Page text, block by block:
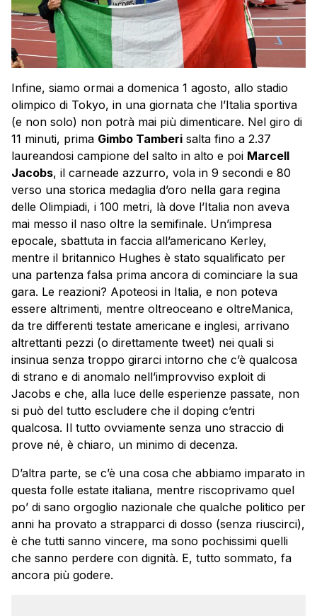
Infine, siamo ormai a domenica 1 agosto, allo stadio
olimpico di Tokyo, in una giornata che l’Italia sportiva
(e non solo) non potrà mai più dimenticare. Nel giro di
11 minuti, prima Gimbo Tamberi salta fino a 2.37
laureandosi campione del salto in alto e poi Marcell
Jacobs, il carneade azzurro, vola in 9 secondi e 80
verso una storica medaglia d’oro nella gara regina
delle Olimpiadi, i 100 metri, là dove l’Italia non aveva
mai messo il naso oltre la semifinale. Un’impresa
epocale, sbattuta in faccia all’americano Kerley,
mentre il britannico Hughes è stato squalificato per
una partenza falsa prima ancora di cominciare la sua
gara. Le reazioni? Apoteosi in Italia, e non poteva
essere altrimenti, mentre oltreoceano e oltreManica,
da tre differenti testate americane e inglesi, arrivano
altrettanti pezzi (o direttamente tweet) nei quali si
insinua senza troppo girarci intorno che c’è qualcosa
di strano e di anomalo nell’improvviso exploit di
Jacobs e che, alla luce delle esperienze passate, non
si può del tutto escludere che il doping c’entri
qualcosa. Il tutto ovviamente senza uno straccio di
prove né, è chiaro, un minimo di decenza.
D’altra parte, se c’è una cosa che abbiamo imparato in
questa folle estate italiana, mentre riscoprivamo quel
po’ di sano orgoglio nazionale che qualche politico per
anni ha provato a strapparci di dosso (senza riuscirci),
è che tutti sanno vincere, ma sono pochissimi quelli
che sanno perdere con dignità. E, tutto sommato, fa
ancora più godere.